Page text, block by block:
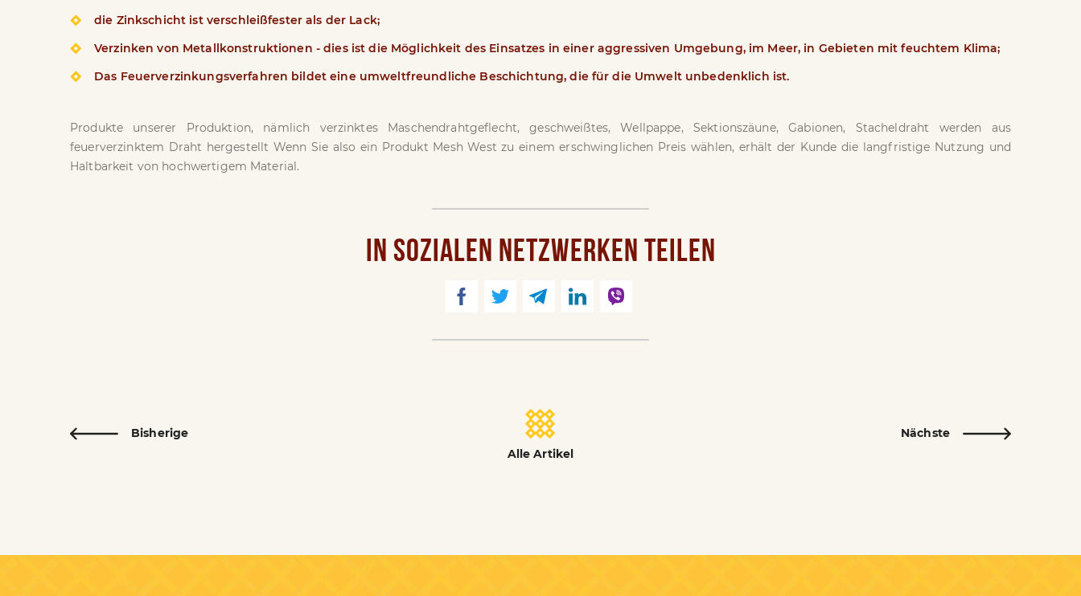
die Zinkschicht ist verschleißfester als der Lack;
Verzinken von Metallkonstruktionen - dies ist die Möglichkeit des Einsatzes in einer aggressiven Umgebung, im Meer, in Gebieten mit feuchtem Klima;
Das Feuerverzinkungsverfahren bildet eine umweltfreundliche Beschichtung, die für die Umwelt unbedenklich ist.
Produkte unserer Produktion, nämlich verzinktes Maschendrahtgeflecht, geschweißtes, Wellpappe, Sektionszäune, Gabionen, Stacheldraht werden aus
feuerverzinktem Draht hergestellt Wenn Sie also ein Produkt Mesh West zu einem erschwinglichen Preis wählen, erhält der Kunde die langfristige Nutzung und
Haltbarkeit von hochwertigem Material.
IN SOZIALEN NETZWERKEN TEILEN
Bisherige
Alle Artikel
Nächste